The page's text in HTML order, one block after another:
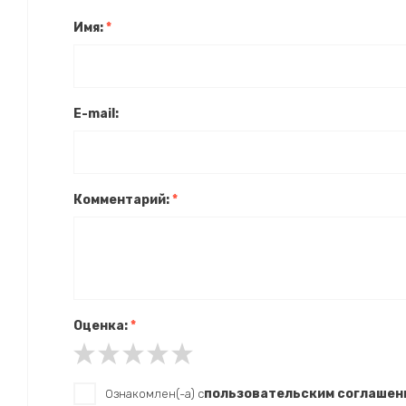
Имя:*
E-mail:
Комментарий:*
Оценка:*
Ознакомлен(-а) спользовательским